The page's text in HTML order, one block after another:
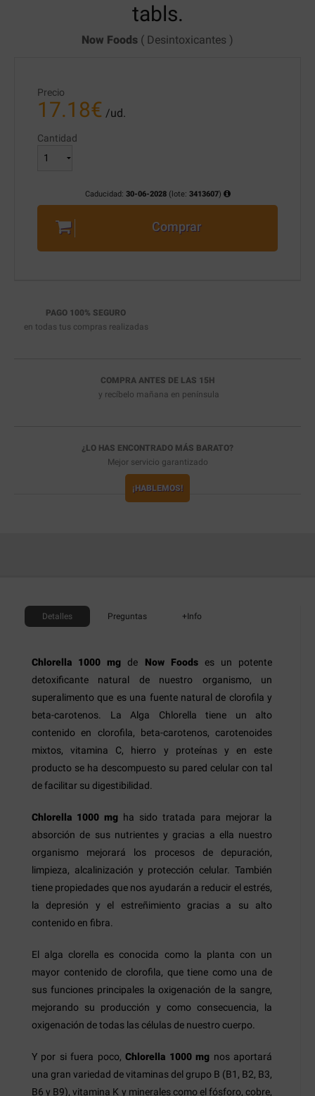
tabls.
Now Foods ( Desintoxicantes )
Precio
17.18€ /ud.
Cantidad
Caducidad: 30-06-2028(lote: 3413607)
Comprar
PAGO 100% SEGURO
en todas tus compras realizadas
COMPRA ANTES DE LAS 15H
y recíbelo mañana en península
¿LO HAS ENCONTRADO MÁS BARATO?
Mejor servicio garantizado
¡HABLEMOS!
Detalles Preguntas +Info
Chlorella 1000 mg de Now Foods es un potente
detoxificante natural de nuestro organismo, un
superalimento que es una fuente natural de clorofila y
beta-carotenos. La Alga Chlorella tiene un alto
contenido en clorofila, beta-carotenos, carotenoides
mixtos, vitamina C, hierro y proteínas y en este
producto se ha descompuesto su pared celular con tal
de facilitar su digestibilidad.
Chlorella 1000 mg ha sido tratada para mejorar la
absorción de sus nutrientes y gracias a ella nuestro
organismo mejorará los procesos de depuración,
limpieza, alcalinización y protección celular. También
tiene propiedades que nos ayudarán a reducir el estrés,
la depresión y el estreñimiento gracias a su alto
contenido en fibra.
El alga clorella es conocida como la planta con un
mayor contenido de clorofila, que tiene como una de
sus funciones principales la oxigenación de la sangre,
mejorando su producción y como consecuencia, la
oxigenación de todas las células de nuestro cuerpo.
Y por si fuera poco,Chlorella 1000 mg nos aportará
una gran variedad de vitaminas del grupo B (B1, B2, B3,
B6 y B9), vitamina K y minerales como el fósforo, cobre,